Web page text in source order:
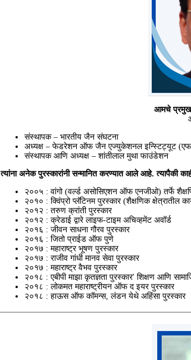
आमचे प्रमुख
संस्थापक – भारतीय जैन संघटना
अध्यक्ष – फेडरेशन ऑफ जैन एज्युकेशनल इन्स्टिट्यूट
संस्थापक आणि अध्यक्ष – शांतीलाल मुथा फाउंडेशन
त्यांना अनेक पुरस्कारांनी सन्मानित करण्यात आले आहे. त्यापैकी
२००५ : वांगो (वर्ल्ड असोसिएशन ऑफ एनजीओ) तर्फे
२०१० : क्विंप्रो प्लॅटिनम पुरस्कार (शैक्षणिक क्षेत्रातील
२०१२ : तरुण क्रांती पुरस्कार
२०१२ : क्रेडाई द्वारे लाइफ-टाइम अचिव्हमेंट अवॉर्ड
२०१६ : जीवन साधना गौरव पुरस्कार
२०१६ : जितो प्राईड ऑफ पुणे
२०१७ : महाराष्ट्र भूषण पुरस्कार
२०१७ : राजीव गांधी मानव सेवा पुरस्कार
२०१७ : महाराष्ट्र वैभव पुरस्कार
२०१८ : एबीपी माझा कृतज्ञता पुरस्कार' शिक्षण आणि
२०१८ : लोकमत महाराष्ट्रीयन ऑफ द इयर पुरस्कार
२०१८ : हाऊस ऑफ कॉमन्स, लंडन येथे अहिंसा पुरस्कार